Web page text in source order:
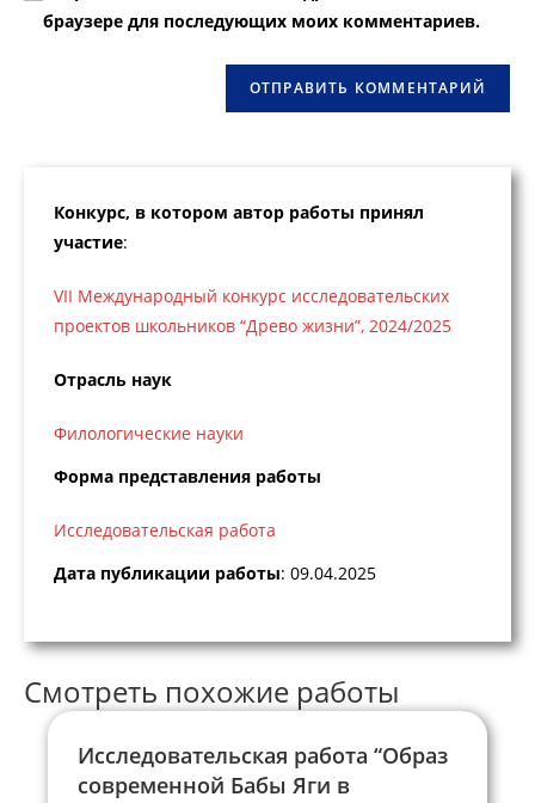
веб-
сайта
браузере для последующих моих комментариев.
Конкурс, в котором автор работы принял
участие:
VII Международный конкурс исследовательских
проектов школьников “Древо жизни”, 2024/2025
Отрасль наук
Филологические науки
Форма представления работы
Исследовательская работа
Дата публикации работы: 09.04.2025
Смотреть похожие работы
Исследовательская работа “Образ
современной Бабы Яги в